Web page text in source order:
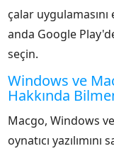
çalar
anda Google
seçin.
Windows ve
Hakkında
Macgo, Windows
oynatıcı